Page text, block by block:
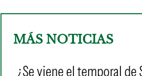
MÁS NOTICIAS
¿Se viene el temporal